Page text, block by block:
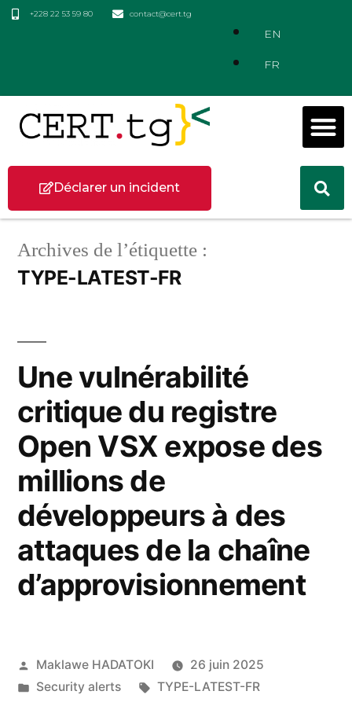
+228 22 53 59 80 contact@cert.tg
EN
FR
Déclarer un incident
Archives de l’étiquette :
TYPE-LATEST-FR
Une vulnérabilité
critique du registre
Open VSX expose des
millions de
développeurs à des
attaques de la chaîne
d’approvisionnement
Maklawe HADATOKI
26 juin 2025
Security alerts
TYPE-LATEST-FR